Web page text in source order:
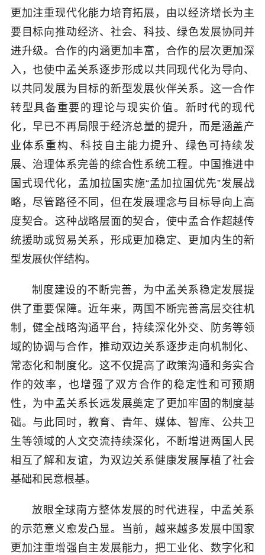
更加注重现代化能力培育拓展，由以经济增长为主
要目标向推动经济、社会、科技、绿色发展协同并
进升级。合作的内涵更加丰富，合作的层次更加深
入，也使中孟关系逐步形成以共同现代化为导向、
以共同发展为目标的新型发展伙伴关系。这一合作
转型具备重要的理论与现实价值。新时代的现代
化，早已不再局限于经济总量的提升，而是涵盖产
业体系重构、科技自主能力提升、绿色可持续发
展、治理体系完善的综合性系统工程。中国推进中
国式现代化，孟加拉国实施“孟加拉国优先”发展战
略，尽管路径不同，但在发展理念与目标导向上高
度契合。这种战略层面的契合，使中孟合作超越传
统援助或贸易关系，形成更加稳定、更加内生的新
型发展伙伴结构。
制度建设的不断完善，为中孟关系稳定发展提
供了重要保障。近年来，两国不断完善高层交往机
制，健全战略沟通平台，持续深化外交、防务等领
域的协调与合作，推动双边关系逐步走向机制化、
常态化和制度化。这不仅提高了政策沟通和务实合
作的效率，也增强了双方合作的稳定性和可预期
性，为中孟关系长远发展奠定了更加牢固的制度基
础。与此同时，教育、青年、媒体、智库、公共卫
生等领域的人文交流持续深化，不断增进两国人民
相互了解和友谊，为双边关系健康发展厚植了社会
基础和民意根基。
放眼全球南方整体发展的时代进程，中孟关系
的示范意义愈发凸显。当前，越来越多发展中国家
更加注重增强自主发展能力，把工业化、数字化和